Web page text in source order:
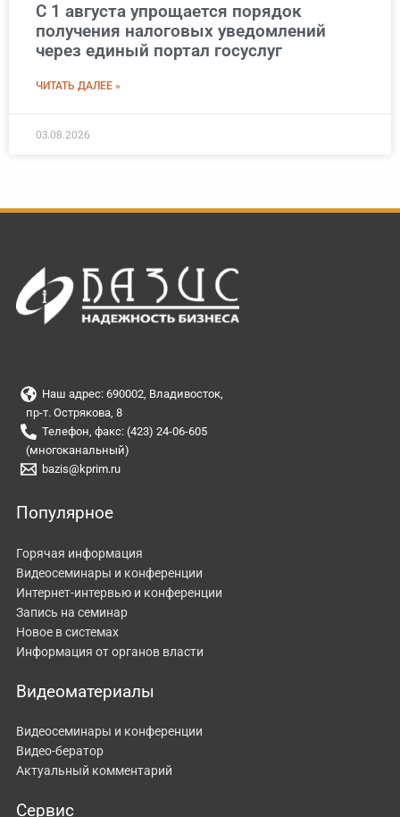
С 1 августа упрощается порядок
получения налоговых уведомлений
через единый портал госуслуг
ЧИТАТЬ ДАЛЕЕ »
03.08.2026
Наш адрес: 690002, Владивосток,
пр-т. Острякова, 8
Телефон, факс: (423) 24-06-605
(многоканальный)
bazis@kprim.ru
Популярное
Горячая информация
Видеосеминары и конференции
Интернет-интервью и конференции
Запись на семинар
Новое в системах
Информация от органов власти
Видеоматериалы
Видеосеминары и конференции
Видео-бератор
Актуальный комментарий
Сервис